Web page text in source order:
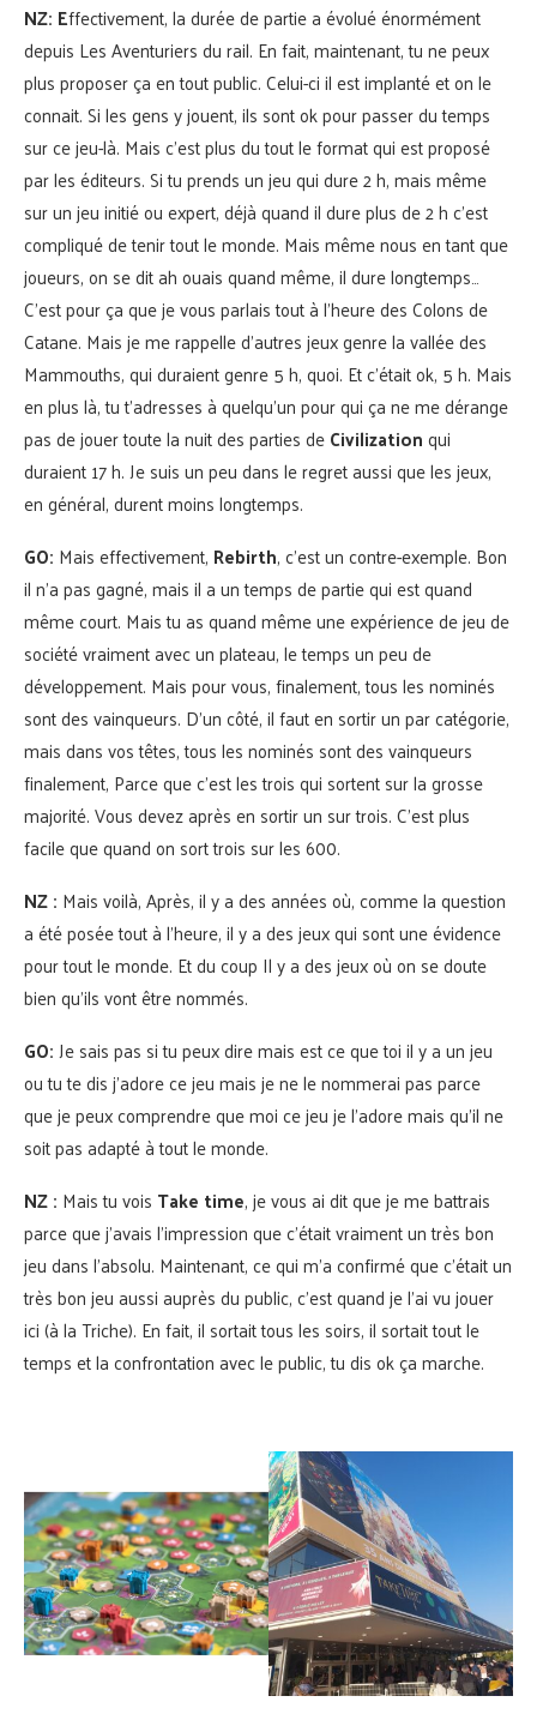
NZ: Effectivement, la durée de partie a évolué énormément
depuis Les Aventuriers du rail. En fait, maintenant, tu ne peux
plus proposer ça en tout public. Celui-ci il est implanté et on le
connait. Si les gens y jouent, ils sont ok pour passer du temps
sur ce jeu-là. Mais c’est plus du tout le format qui est proposé
par les éditeurs. Si tu prends un jeu qui dure 2 h, mais même
sur un jeu initié ou expert, déjà quand il dure plus de 2 h c’est
compliqué de tenir tout le monde. Mais même nous en tant que
joueurs, on se dit ah ouais quand même, il dure longtemps…
C’est pour ça que je vous parlais tout à l’heure des Colons de
Catane. Mais je me rappelle d’autres jeux genre la vallée des
Mammouths, qui duraient genre 5 h, quoi. Et c’était ok, 5 h. Mais
en plus là, tu t’adresses à quelqu’un pour qui ça ne me dérange
pas de jouer toute la nuit des parties deCivilizationqui
duraient 17 h. Je suis un peu dans le regret aussi que les jeux,
en général, durent moins longtemps.
GO: Mais effectivement, Rebirth, c’est un contre-exemple. Bon
il n’a pas gagné, mais il a un temps de partie qui est quand
même court. Mais tu as quand même une expérience de jeu de
société vraiment avec un plateau, le temps un peu de
développement. Mais pour vous, finalement, tous les nominés
sont des vainqueurs. D’un côté, il faut en sortir un par catégorie,
mais dans vos têtes, tous les nominés sont des vainqueurs
finalement, Parce que c’est les trois qui sortent sur la grosse
majorité. Vous devez après en sortir un sur trois. C’est plus
facile que quand on sort trois sur les 600.
NZ : Mais voilà, Après, il y a des années où, comme la question
a été posée tout à l’heure, il y a des jeux qui sont une évidence
pour tout le monde. Et du coup Il y a des jeux où on se doute
bien qu’ils vont être nommés.
GO:Je sais pas si tu peux dire mais est ce que toi il y a un jeu
ou tu te dis j’adore ce jeu mais je ne le nommerai pas parce
que je peux comprendre que moi ce jeu je l’adore mais qu’il ne
soit pas adapté à tout le monde.
NZ : Mais tu vois Take time, je vous ai dit que je me battrais
parce que j’avais l’impression que c’était vraiment un très bon
jeu dans l’absolu. Maintenant, ce qui m’a confirmé que c’était un
très bon jeu aussi auprès du public, c’est quand je l’ai vu jouer
ici (à la Triche). En fait, il sortait tous les soirs, il sortait tout le
temps et la confrontation avec le public, tu dis ok ça marche.